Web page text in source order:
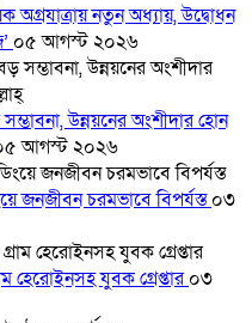
অগ্রযাত্রায় নতুন অধ্যায়, উদ্বোধন
০৫ আগস্ট ২০২৬
উন্নয়নের অংশীদার হোন
আগস্ট ২০২৬
জনজীবন চরমভাবে বিপর্যস্ত০৩
হেরোইনসহ যুবক গ্রেপ্তার০৩